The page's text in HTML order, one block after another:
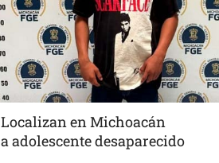
Localizan en Michoacán
a adolescente desaparecido